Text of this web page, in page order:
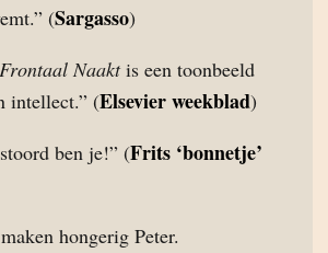
(Sargasso)
Frontaal Naaktis een toonbeeld
intellect.” (Elsevier weekblad)
ben je!” (Frits ‘bonnetje’
hongerig Peter.